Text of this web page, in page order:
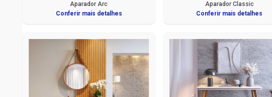
Aparador Arc
Conferir mais detalhes
Aparador Classic
Conferir mais detalhes